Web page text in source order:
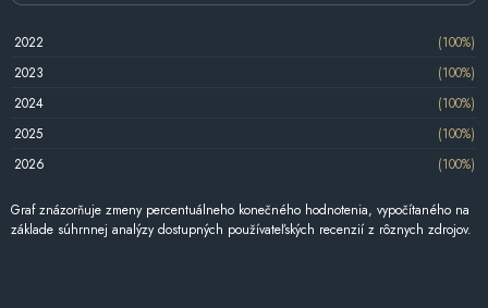
2022
(100%)
2023
(100%)
2024
(100%)
2025
(100%)
2026
(100%)
Graf znázorňuje zmeny percentuálneho konečného hodnotenia, vypočítaného na
základe súhrnnej analýzy dostupných používateľských recenzií z rôznych zdrojov.